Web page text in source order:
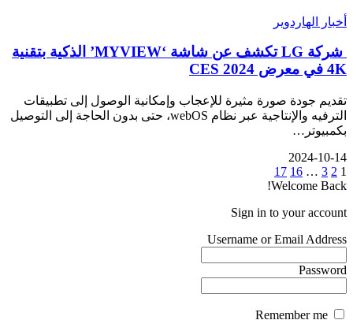
أخبار الهاردوير
شركة LG تكشف عن شاشة ‘MYVIEW’ الذكية بتقنية
4K في معرض CES 2024
تقديم جودة صورة مثيرة للإعجاب وإمكانية الوصول إلى تطبيقات
الترفيه والإنتاجية عبر نظام webOS، حتى بدون الحاجة إلى التوصيل
بكمبيوتر…
2024-10-14
1
2
3
…
16
17
Welcome Back!
Sign in to your account
Username or Email Address
Password